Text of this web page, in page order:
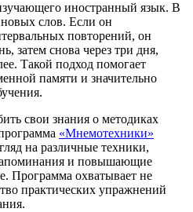
иностранный язык. В
слов. Если он
повторений, он
затем снова через три дня,
Такой подход помогает
памяти и значительно
свои знания о методиках
«Мнемотехники»
на различные техники,
и повышающие
Программа охватывает не
практических упражнений